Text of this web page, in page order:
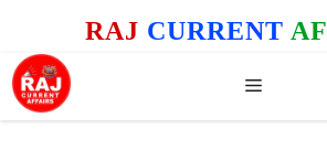
content
RAJ CURRENT
Menu